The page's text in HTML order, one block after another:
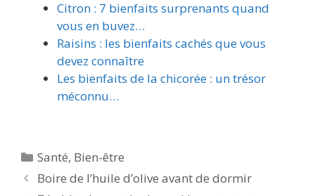
Citron : 7 bienfaits surprenants quand
vous en buvez…
Raisins : les bienfaits cachés que vous
devez connaître
Les bienfaits de la chicorée : un trésor
méconnu…
Santé, Bien-être
Boire de l’huile d’olive avant de dormir